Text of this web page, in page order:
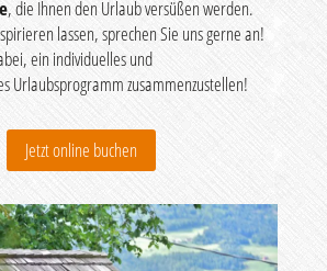
, die Ihnen den Urlaub versüßen werden.
lassen, sprechen Sie uns gerne an!
ein individuelles und
Urlaubsprogramm zusammenzustellen!
Jetzt online buchen